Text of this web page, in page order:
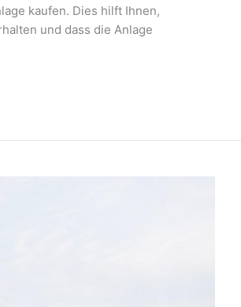
kaufen. Dies hilft Ihnen,
und dass die Anlage